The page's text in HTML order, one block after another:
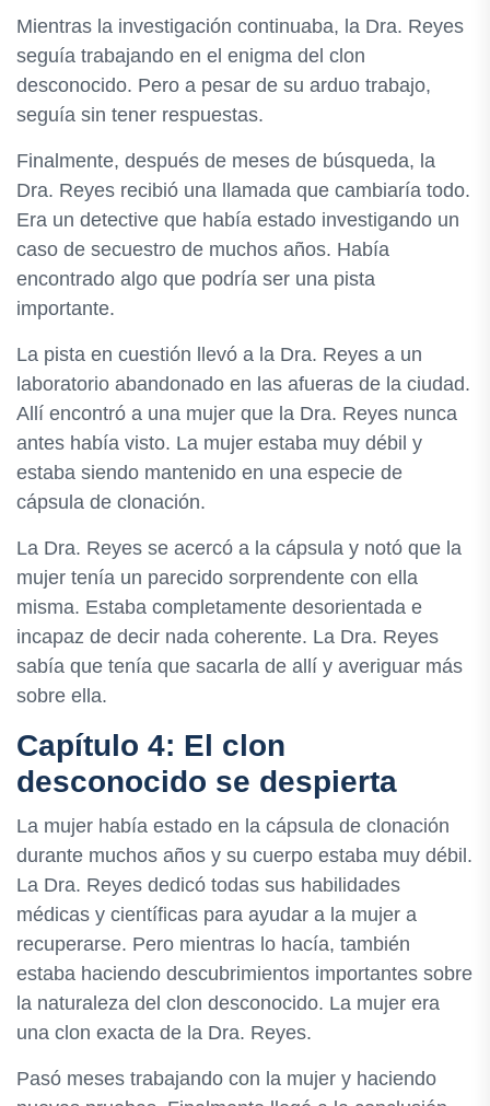
Mientras la investigación continuaba, la Dra. Reyes
seguía trabajando en el enigma del clon
desconocido. Pero a pesar de su arduo trabajo,
seguía sin tener respuestas.
Finalmente, después de meses de búsqueda, la
Dra. Reyes recibió una llamada que cambiaría todo.
Era un detective que había estado investigando un
caso de secuestro de muchos años. Había
encontrado algo que podría ser una pista
importante.
La pista en cuestión llevó a la Dra. Reyes a un
laboratorio abandonado en las afueras de la ciudad.
Allí encontró a una mujer que la Dra. Reyes nunca
antes había visto. La mujer estaba muy débil y
estaba siendo mantenido en una especie de
cápsula de clonación.
La Dra. Reyes se acercó a la cápsula y notó que la
mujer tenía un parecido sorprendente con ella
misma. Estaba completamente desorientada e
incapaz de decir nada coherente. La Dra. Reyes
sabía que tenía que sacarla de allí y averiguar más
sobre ella.
Capítulo 4: El clon
desconocido se despierta
La mujer había estado en la cápsula de clonación
durante muchos años y su cuerpo estaba muy débil.
La Dra. Reyes dedicó todas sus habilidades
médicas y científicas para ayudar a la mujer a
recuperarse. Pero mientras lo hacía, también
estaba haciendo descubrimientos importantes sobre
la naturaleza del clon desconocido. La mujer era
una clon exacta de la Dra. Reyes.
Pasó meses trabajando con la mujer y haciendo